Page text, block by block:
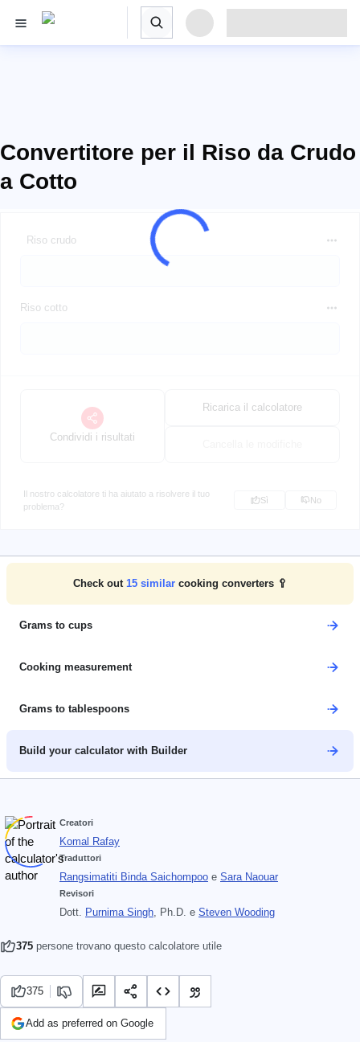
Convertitore per il Riso da Crudo
a Cotto
Riso crudo
Riso cotto
Condividi i risultati
Ricarica il calcolatore
Il nostro calcolatore ti ha aiutato a risolvere il tuo
problema?
Sì No
Check out 15similar cooking converters 🥄
Grams to cups
Cooking measurement
Grams to tablespoons
Build your calculator with Builder
Creatori
Komal Rafay
Traduttori
Rangsimatiti Binda Saichompoo e Sara Naouar
Revisori
Dott. Purnima Singh, Ph.D. e Steven Wooding
375 persone trovano questo calcolatore utile
375
Add as preferred on Google